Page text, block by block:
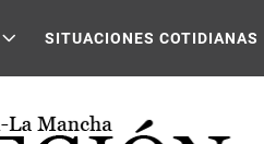
SITUACIONES COTIDIANAS